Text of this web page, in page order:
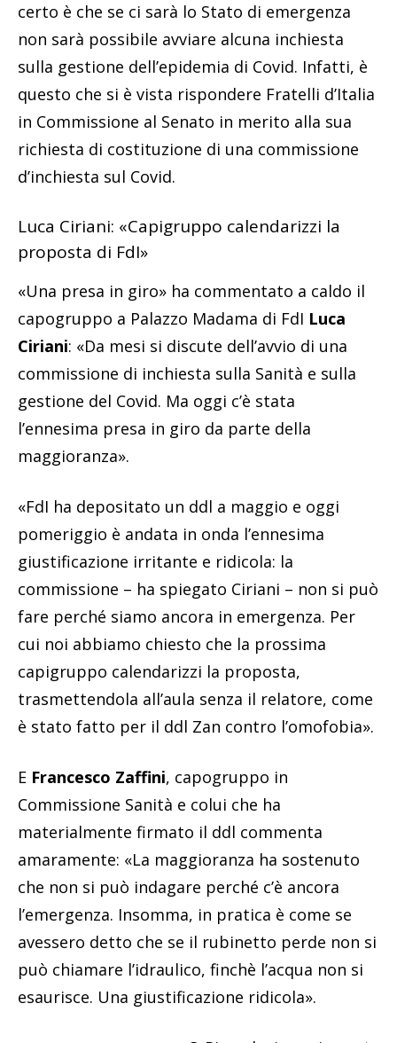
certo è che se ci sarà lo Stato di emergenza
non sarà possibile avviare alcuna inchiesta
sulla gestione dell’epidemia di Covid. Infatti, è
questo che si è vista rispondere Fratelli d’Italia
in Commissione al Senato in merito alla sua
richiesta di costituzione di una commissione
d’inchiesta sul Covid.
Luca Ciriani: «Capigruppo calendarizzi la
proposta di FdI»
«Una presa in giro» ha commentato a caldo il
capogruppo a Palazzo Madama di FdI Luca
Ciriani: «Da mesi si discute dell’avvio di una
commissione di inchiesta sulla Sanità e sulla
gestione del Covid. Ma oggi c’è stata
l’ennesima presa in giro da parte della
maggioranza».
«FdI ha depositato un ddl a maggio e oggi
pomeriggio è andata in onda l’ennesima
giustificazione irritante e ridicola: la
commissione – ha spiegato Ciriani – non si può
fare perché siamo ancora in emergenza. Per
cui noi abbiamo chiesto che la prossima
capigruppo calendarizzi la proposta,
trasmettendola all’aula senza il relatore, come
è stato fatto per il ddl Zan contro l’omofobia».
E Francesco Zaffini, capogruppo in
Commissione Sanità e colui che ha
materialmente firmato il ddl commenta
amaramente: «La maggioranza ha sostenuto
che non si può indagare perché c’è ancora
l’emergenza. Insomma, in pratica è come se
avessero detto che se il rubinetto perde non si
può chiamare l’idraulico, finchè l’acqua non si
esaurisce. Una giustificazione ridicola».